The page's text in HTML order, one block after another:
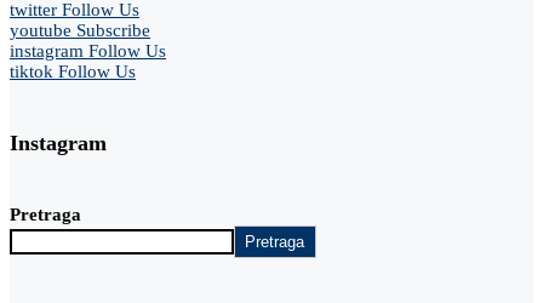
twitter Follow Us
youtube Subscribe
instagram Follow Us
tiktok Follow Us
Instagram
Pretraga
Pretraga